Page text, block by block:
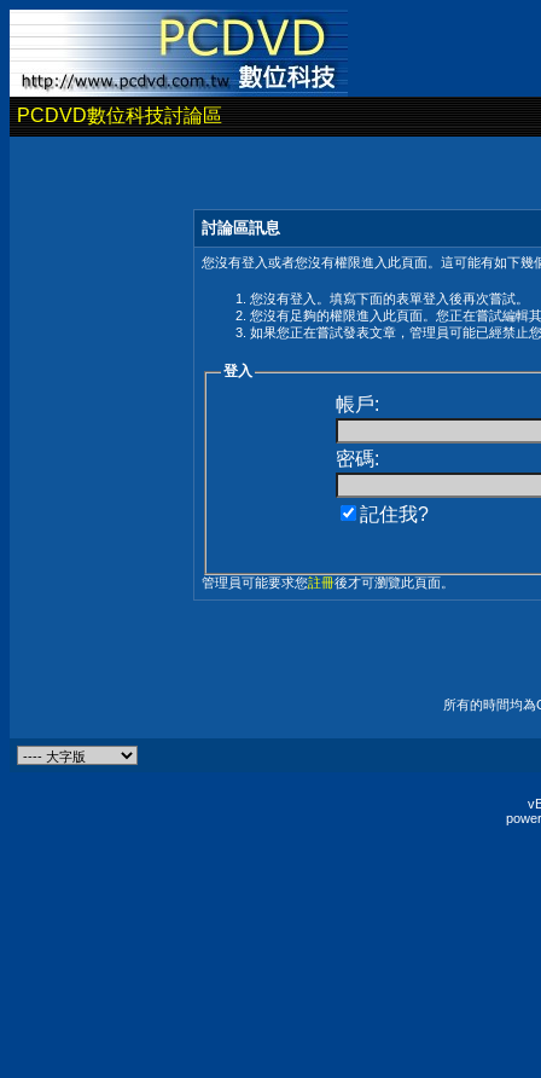
PCDVD數位科技討論區
討論區訊息
您沒有登入或者您沒有權限進入此頁面。這可能有如下幾
您沒有登入。填寫下面的表單登入後再次嘗試。
您沒有足夠的權限進入此頁面。您正在嘗試編輯
如果您正在嘗試發表文章，管理員可能已經禁止
登入
帳戶:
密碼:
記住我?
管理員可能要求您註冊後才可瀏覽此頁面。
所有的時間均為